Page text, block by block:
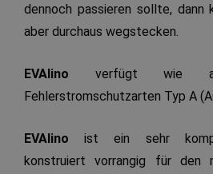
dennoch passieren sollte, dann
aber durchaus wegstecken.
EVAlino verfügt wie
Fehlerstromschutzarten Typ A
EVAlino ist ein sehr
konstruiert vorrangig für den